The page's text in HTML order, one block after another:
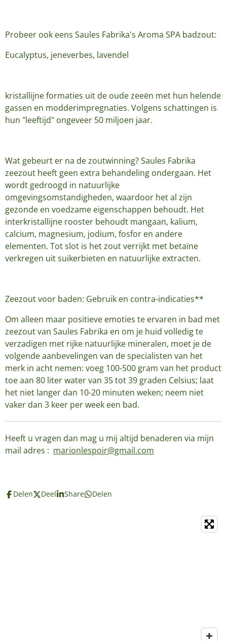
Probeer ook eens Saules Fabrika's Aroma SPA badzout:
Eucalyptus, jeneverbes, lavendel
kristallijne formaties uit de oude zeeën met hun helende
gassen en modderimpregnaties. Volgens schattingen is
hun "leeftijd" ongeveer 50 miljoen jaar.
Wat gebeurt er na de zoutwinning? Saules Fabrika
zeezout heeft geen extra behandeling ondergaan. Het
wordt gedroogd in natuurlijke
omgevingsomstandigheden, waardoor het al zijn
gezonde en voedzame eigenschappen behoudt. Het
interkristallijne rooster behoudt mangaan, kalium,
calcium, magnesium, jodium, fosfor en andere
elementen. Tot slot is het zout verrijkt met betaïne
verkregen uit suikerbieten en natuurlijke extracten.
Zeezout voor baden: Gebruik en contra-indicaties**
Om alleen maar positieve emoties te ervaren in bad met
zeezout van Saules Fabrika en om je huid volledig te
verzadigen met rijke natuurlijke mineralen, moet je de
volgende aanbevelingen van de specialisten van het
merk in acht nemen: voeg 100-500 gram van het product
toe aan 80 liter water van 35 tot 39 graden Celsius; laat
het niet langer dan 10-20 minuten weken; neem niet
vaker dan 3 keer per week een bad.
Heeft u vragen dan mag u mij altijd benaderen via mijn
mail adres : marionlespoir@gmail.com
Delen Deel Share Delen